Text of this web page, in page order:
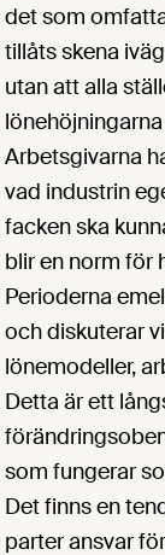
det som
tillåts skena
utan att alla
Arbetsgivarna
vad industrin
facken ska
blir en norm för
Perioderna
och diskuterar
lönemodeller,
Detta är ett
som fungerar
Det finns en
parter ansvar